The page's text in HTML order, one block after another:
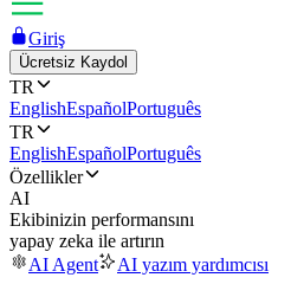
Giriş
Ücretsiz Kaydol
TR
EnglishEspañolPortuguês
TR
EnglishEspañolPortuguês
Özellikler
AI
Ekibinizin performansını
yapay zeka ile artırın
AI Agent
AI yazım yardımcısı